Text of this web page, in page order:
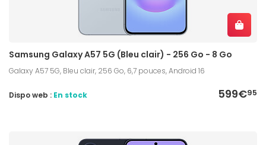
Samsung Galaxy A57 5G (Bleu clair) - 256 Go - 8 Go
Galaxy A57 5G, Bleu clair, 256 Go, 6,7 pouces, Android 16
599€95
Dispo web : En stock